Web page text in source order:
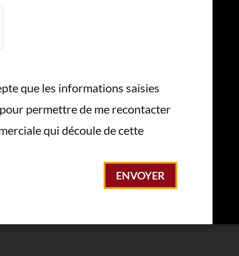
que les informations saisies
permettre de me recontacter
qui découle de cette
ENVOYER